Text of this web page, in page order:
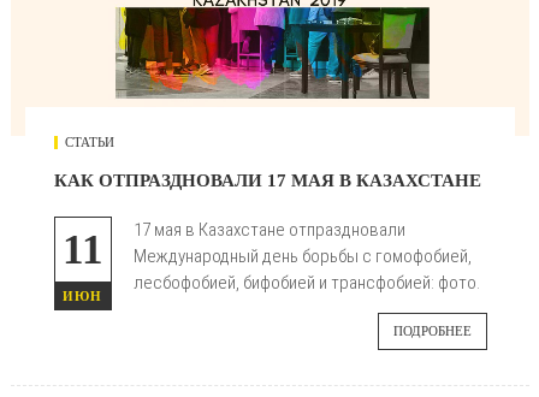
СТАТЬИ
КАК ОТПРАЗДНОВАЛИ 17 МАЯ В КАЗАХСТАНЕ
11
ИЮН
17 мая в Казахстане отпраздновали
Международный день борьбы с гомофобией,
лесбофобией, бифобией и трансфобией: фото.
ПОДРОБНЕЕ